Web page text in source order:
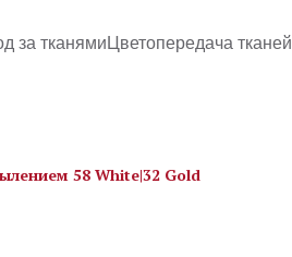
за тканями Цветопередача тканей
58 White|32 Gold